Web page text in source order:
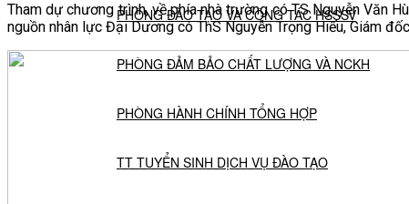
PHÒNG ĐÀO TẠO VÀ CÔNG TÁC HSSSV
PHÒNG ĐẢM BẢO CHẤT LƯỢNG VÀ NCKH
PHÒNG HÀNH CHÍNH TỔNG HỢP
TT TUYỂN SINH DỊCH VỤ ĐÀO TẠO
Tham dự chương trình, về phía nhà trường có TS Nguyễn Văn
nguồn nhân lực Đại Dương có ThS Nguyễn Trọng Hiếu, Giám